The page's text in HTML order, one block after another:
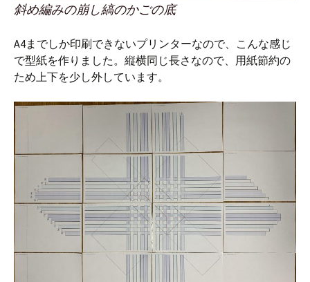
斜め編みの崩し縞のかごの底
A4までしか印刷できないプリンターなので、こんな感じ
で型紙を作りました。縦横同じ長さなので、用紙節約の
ため上下を少し外しています。